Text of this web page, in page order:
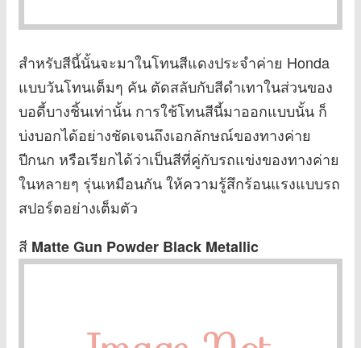
สำหรับสีนี้นั้นจะมาในโทนสีแดงประจำค่าย Honda
แบบวันโทนเต็มๆ คัน ตัดสลับกับสีดำเทาในส่วนของ
บอดี้บางชิ้นเท่านั้น การใช้โทนสีนี้มาออกแบบนั้น ก็
บ่งบอกได้อย่างชัดเจนถึงเอกลักษณ์ของทางค่าย
ปีกนก หรือเรียกได้ว่าเป็นสีที่คู่กับรถแข่งของทางค่าย
ในหลายๆ รุ่นเหมือนกัน ให้ความรู้สึกร้อนแรงแบบรถ
สปอร์ตอย่างเต็มตัว
สี Matte Gun Powder Black Metallic